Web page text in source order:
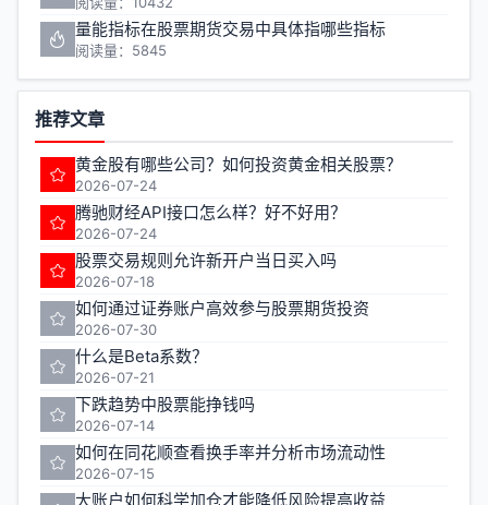
量能指标在股票期货交易中具体指哪些指标
阅读量：5845
推荐文章
黄金股有哪些公司？如何投资黄金相关股票？
2026-07-24
腾驰财经API接口怎么样？好不好用？
2026-07-24
股票交易规则允许新开户当日买入吗
2026-07-18
如何通过证券账户高效参与股票期货投资
2026-07-30
什么是Beta系数？
2026-07-21
下跌趋势中股票能挣钱吗
2026-07-14
如何在同花顺查看换手率并分析市场流动性
2026-07-15
大账户如何科学加仓才能降低风险提高收益